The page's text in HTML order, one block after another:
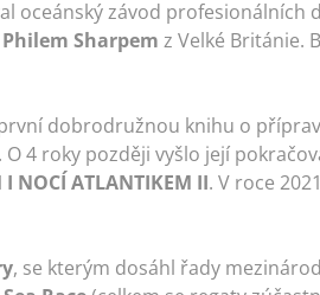
oceánský závod profesionálních
Philem Sharpem z Velké Británie.
dobrodružnou knihu o
. O 4 roky později vyšlo její
I NOCÍ ATLANTIKEM II. V roce
, se kterým dosáhl řady